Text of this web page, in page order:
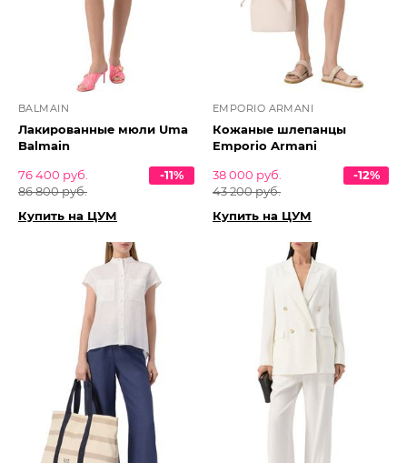
BALMAIN
Лакированные мюли Uma
Balmain
76 400 руб.
86 800 руб.
-11%
Купить на ЦУМ
EMPORIO ARMANI
Кожаные шлепанцы
Emporio Armani
38 000 руб.
43 200 руб.
-12%
Купить на ЦУМ